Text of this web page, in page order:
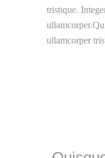
tristique.
ullamcorper